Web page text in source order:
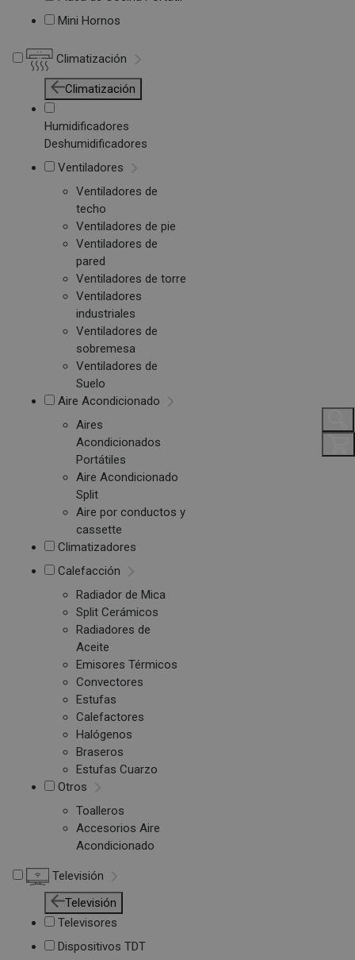
Mini Hornos
Climatización
Climatización
Humidificadores
Deshumidificadores
Ventiladores
Ventiladores de
techo
Ventiladores de pie
Ventiladores de
pared
Ventiladores de torre
Ventiladores
industriales
Ventiladores de
sobremesa
Ventiladores de
Suelo
Aire Acondicionado
Aires
Acondicionados
Portátiles
Aire Acondicionado
Split
Aire por conductos y
cassette
Climatizadores
Calefacción
Radiador de Mica
Split Cerámicos
Radiadores de
Aceite
Emisores Térmicos
Convectores
Estufas
Calefactores
Halógenos
Braseros
Estufas Cuarzo
Otros
Toalleros
Accesorios Aire
Acondicionado
Televisión
Televisión
Televisores
Dispositivos TDT